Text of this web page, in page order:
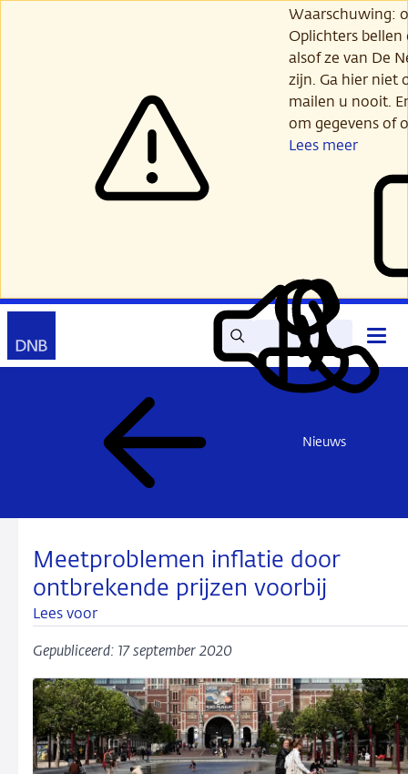
Waarschuwing:
Oplichters
alsof ze van De
zijn. Ga hier niet
mailen u nooit.
om gegevens of
Lees meer
Zoek Lees
voor
Mijn
DNB
Contact
Nieuws
Meetproblemen inflatie door
ontbrekende prijzen voorbij
Lees voor
Gepubliceerd: 17 september 2020